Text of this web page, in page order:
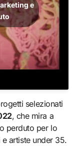
e
selezionati
, che mira a
perduto per lo
artiste under 35.